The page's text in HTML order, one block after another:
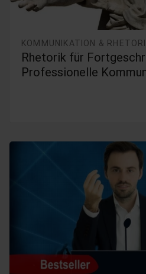
KOMMUNIKATION &
Rhetorik für
Professionelle